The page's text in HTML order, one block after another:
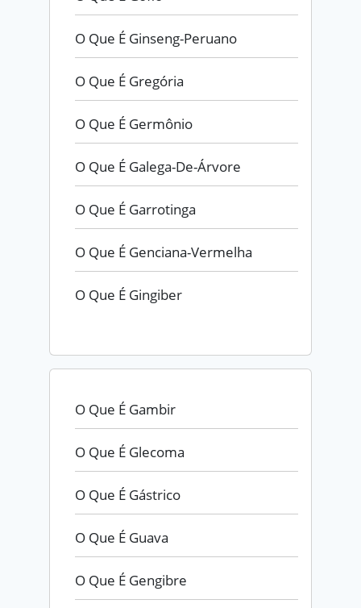
O Que É Ginseng-Peruano
O Que É Gregória
O Que É Germônio
O Que É Galega-De-Árvore
O Que É Garrotinga
O Que É Genciana-Vermelha
O Que É Gingiber
O Que É Gambir
O Que É Glecoma
O Que É Gástrico
O Que É Guava
O Que É Gengibre